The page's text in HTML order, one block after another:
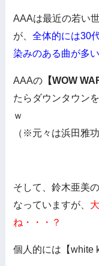
AAAは最近の若い
が、全体的には30
染みのある曲が多
AAAの 【WOW
たらダウンタウン
ｗ
（※元々は浜田雅
そして、鈴木亜美
なっていますが、
ね・・・？
個人的には【white